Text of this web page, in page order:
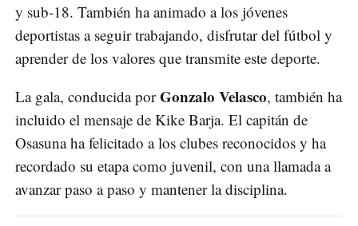
y sub-18. También ha animado a los jóvenes
deportistas a seguir trabajando, disfrutar del fútbol y
aprender de los valores que transmite este deporte.
La gala, conducida porGonzalo Velasco, también ha
incluido el mensaje de Kike Barja. El capitán de
Osasuna ha felicitado a los clubes reconocidos y ha
recordado su etapa como juvenil, con una llamada a
avanzar paso a paso y mantener la disciplina.